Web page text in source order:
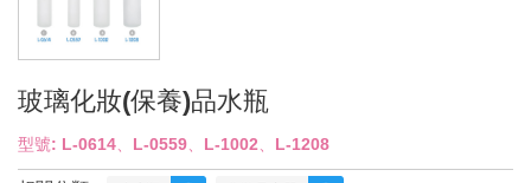
玻璃化妝(保養)品水瓶
型號: L-0614、L-0559、L-1002、L-1208